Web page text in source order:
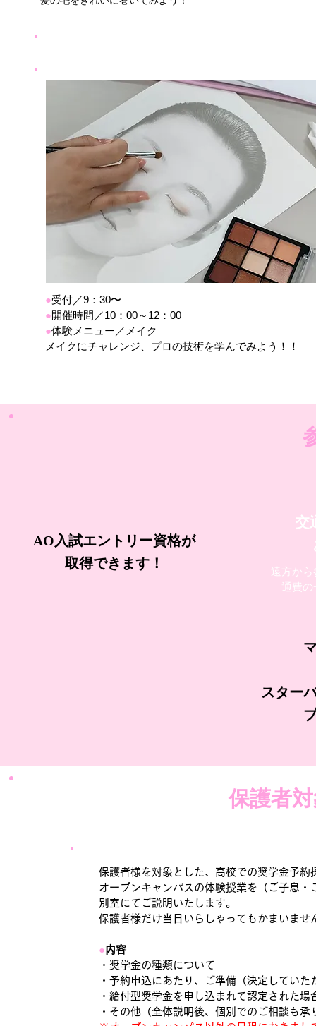
●受付／9：30〜
●開催時間／10：00～12：00
●体験メニュー／メイク
メイクにチャレンジ、プロの技術を学んでみよう！！
AO入試エントリー資格が
取得できます！
交
遠方か
通費
スター
保護者
保護者様を対象とした、高校での奨学金予
オープンキャンパスの体験授業を（ご子息
別室にてご説明いたします。
保護者様だけ当日いらしゃってもかまいませ
●内容
・奨学金の種類について
・予約申込にあたり、ご準備（決定してい
・給付型奨学金を申し込まれて認定された場
・その他（全体説明後、個別でのご相談も承